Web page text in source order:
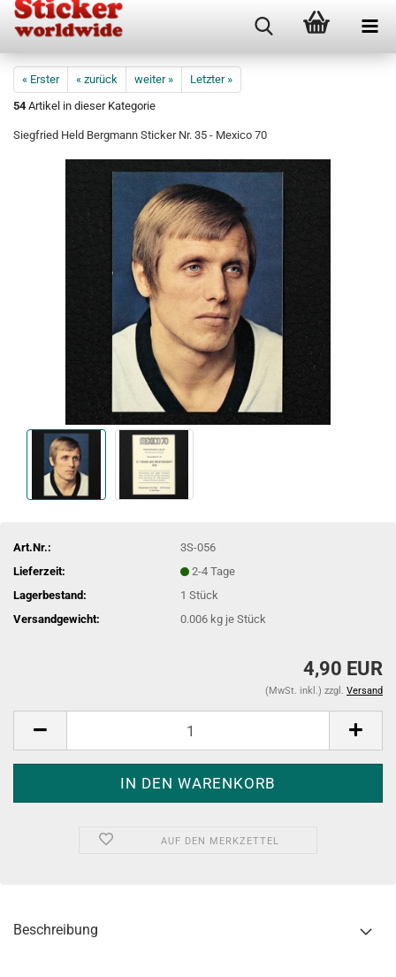
« Erster « zurück weiter »
Letzter »
54Artikel in dieser Kategorie
Siegfried Held Bergmann Sticker Nr. 35 - Mexico 70
Art.Nr.:
3S-056
Lieferzeit:
2-4 Tage
Lagerbestand:
1Stück
Versandgewicht:
0.006 kg je Stück
4,90 EUR
(MwSt. inkl.) zzgl. Versand
AUF DEN MERKZETTEL
Beschreibung